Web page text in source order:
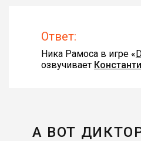
Ответ:
Ника Рамоса в игре «
озвучивает
А ВОТ